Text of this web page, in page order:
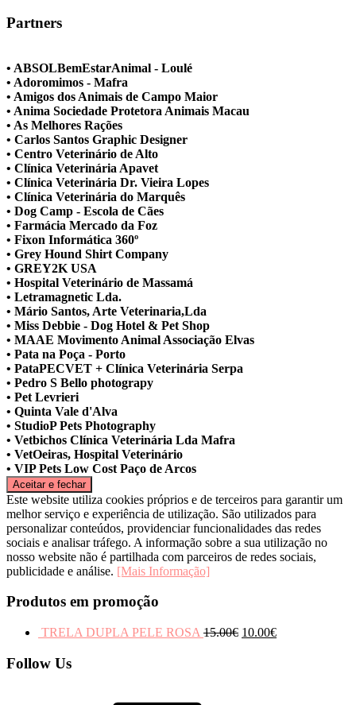
Partners
• ABSOLBemEstarAnimal - Loulé
• Adoromimos - Mafra
• Amigos dos Animais de Campo Maior
• Anima Sociedade Protetora Animais Macau
• As Melhores Rações
• Carlos Santos Graphic Designer
• Centro Veterinário de Alto
• Clínica Veterinária Apavet
• Clínica Veterinária Dr. Vieira Lopes
• Clínica Veterinária do Marquês
• Dog Camp - Escola de Cães
• Farmácia Mercado da Foz
• Fixon Informática 360º
• Grey Hound Shirt Company
• GREY2K USA
• Hospital Veterinário de Massamá
• Letramagnetic Lda.
• Mário Santos, Arte Veterinaria,Lda
• Miss Debbie - Dog Hotel & Pet Shop
• MAAE Movimento Animal Associação Elvas
• Pata na Poça - Porto
• PataPECVET + Clínica Veterinária Serpa
• Pedro S Bello photograpy
• Pet Levrieri
• Quinta Vale d'Alva
• StudioP Pets Photography
• Vetbichos Clínica Veterinária Lda Mafra
• VetOeiras, Hospital Veterinário
• VIP Pets Low Cost Paço de Arcos
Este website utiliza cookies próprios e de terceiros para garantir um
melhor serviço e experiência de utilização. São utilizados para
personalizar conteúdos, providenciar funcionalidades das redes
sociais e analisar tráfego. A informação sobre a sua utilização no
nosso website não é partilhada com parceiros de redes sociais,
publicidade e análise. [Mais Informação]
Produtos em promoção
TRELA DUPLA PELE ROSA 15.00€ 10.00€
Follow Us